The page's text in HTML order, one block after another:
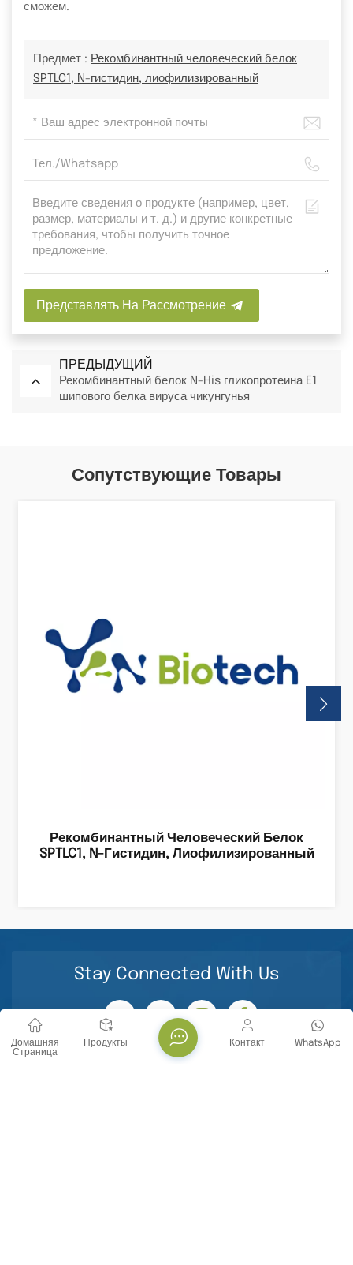
сможем.
Предмет : Рекомбинантный человеческий белок
SPTLC1, N-гистидин, лиофилизированный
Представлять На Рассмотрение
ПРЕДЫДУЩИЙ
Рекомбинантный белок N-His гликопротеина E1
шипового белка вируса чикунгунья
Сопутствующие Товары
Рекомбинантный Человеческий Белок
SPTLC1, N-Гистидин, Лиофилизированный
Stay Connected With Us
Домашняя
Страница
Продукты WhatsApp
Контакт